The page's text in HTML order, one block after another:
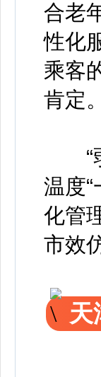
合老
性化
乘客
肯定。
“弱
温度
化管
市效
天